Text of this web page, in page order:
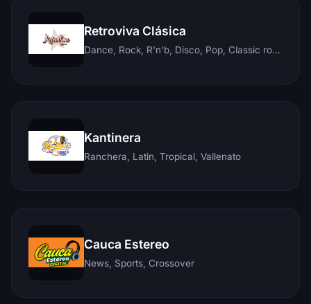
Retroviva Clásica
Dance, Rock, R'n'b, Disco, Pop, Classic rock, Techno, Reggae
Kantinera
Ranchera, Latin, Tropical, Vallenato
Cauca Estereo
News, Sports, Crossover